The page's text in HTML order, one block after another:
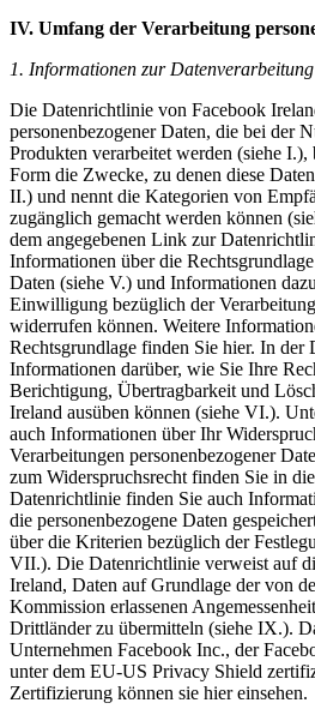
IV. Umfang der Verarbeitung
1. Informationen zur
Die Datenrichtlinie von Facebook
personenbezogener Daten, die bei der
Produkten verarbeitet werden (siehe
Form die Zwecke, zu denen diese
II.) und nennt die Kategorien von
zugänglich gemacht werden können
dem angegebenen Link zur
Informationen über die
Daten (siehe V.) und Informationen
Einwilligung bezüglich der
widerrufen können. Weitere
Rechtsgrundlage finden Sie hier. In der
Informationen darüber, wie Sie Ihre
Berichtigung, Übertragbarkeit und
Ireland ausüben können (siehe VI.).
auch Informationen über Ihr
Verarbeitungen personenbezogener
zum Widerspruchsrecht finden Sie in
Datenrichtlinie finden Sie auch
die personenbezogene Daten
über die Kriterien bezüglich der
VII.). Die Datenrichtlinie verweist auf
Ireland, Daten auf Grundlage der von
Kommission erlassenen
Drittländer zu übermitteln (siehe IX.).
Unternehmen Facebook Inc., der
unter dem EU-US Privacy Shield
Zertifizierung können sie hier einsehen.